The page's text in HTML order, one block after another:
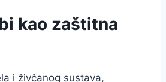
kao zaštitna
i živčanog sustava,